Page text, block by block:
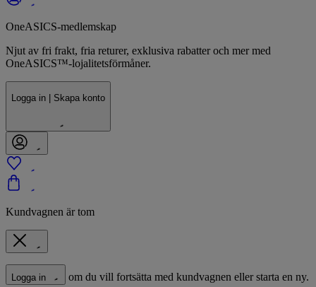
OneASICS-medlemskap
Njut av fri frakt, fria returer, exklusiva rabatter och mer med
OneASICS™-lojalitetsförmåner.
Logga in | Skapa konto
Kundvagnen är tom
Logga in om du vill fortsätta med kundvagnen eller starta en ny.